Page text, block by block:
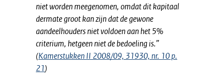
niet worden meegenomen, omdat dit kapitaal
dermate groot kan zijn dat de gewone
aandeelhouders niet voldoen aan het 5%
criterium, hetgeen niet de bedoeling is.”
(Kamerstukken II 2008/09, 31930, nr. 10 p.
21)